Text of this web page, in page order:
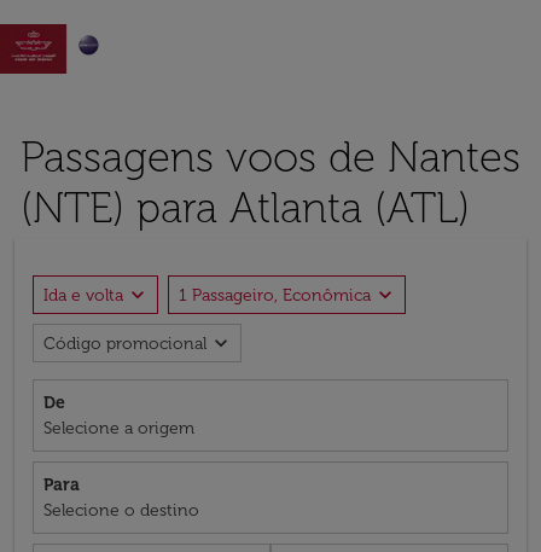

Passagens voos de Nantes
(NTE) para Atlanta (ATL)
Ida e volta expand_more 1 Passageiro, Econômica expand_more
Código promocional expand_more
De
Selecione a origem
Para
Selecione o destino